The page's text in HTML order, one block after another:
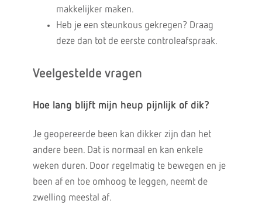
makkelijker maken.
Heb je een steunkous gekregen? Draag
deze dan tot de eerste controleafspraak.
Veelgestelde vragen
Hoe lang blijft mijn heup pijnlijk of dik?
Je geopereerde been kan dikker zijn dan het
andere been. Dat is normaal en kan enkele
weken duren. Door regelmatig te bewegen en je
been af en toe omhoog te leggen, neemt de
zwelling meestal af.